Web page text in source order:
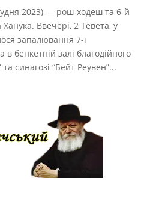
2023) — рош-ходеш та 6-й
Ввечері, 2 Тевета, у
запалювання 7-ї
в бенкетній залі благодійного
синагозі “Бейт Реувен”...